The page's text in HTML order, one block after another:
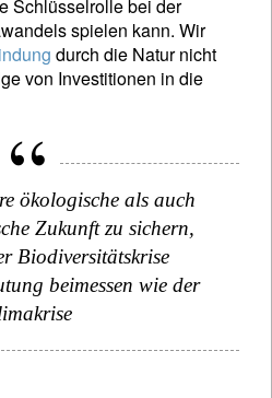
Schlüsselrolle bei der
spielen kann. Wir
durch die Natur nicht
von Investitionen in die
ökologische als auch
Zukunft zu sichern,
Biodiversitätskrise
beimessen wie der